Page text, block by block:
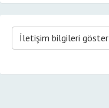
İletişim bilgileri göster